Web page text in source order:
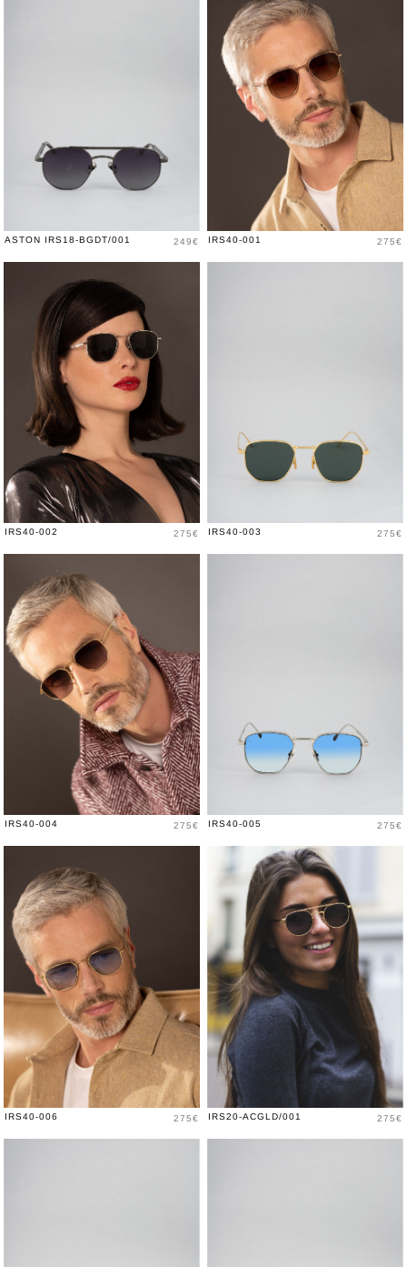
ASTON IRS18-BGDT/001 Prix
249€ IRS40-001 Prix
275€
IRS40-002 Prix
275€ IRS40-003 Prix
275€
IRS40-004 Prix
275€ IRS40-005 Prix
275€
IRS40-006 Prix
275€ IRS20-ACGLD/001 Prix
275€